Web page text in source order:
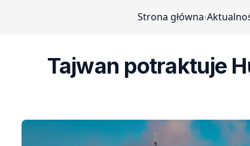
Strona główna›
Tajwan potraktuje